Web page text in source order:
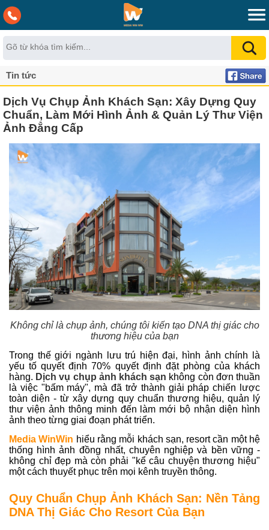
Tin tức
Dịch Vụ Chụp Ảnh Khách Sạn: Xây Dựng Quy
Chuẩn, Làm Mới Hình Ảnh & Quản Lý Thư Viện
Ảnh Đẳng Cấp
Không chỉ là chụp ảnh, chúng tôi kiến tạo DNA thị giác cho
thương hiệu của bạn
Trong thế giới ngành lưu trú hiện đại, hình ảnh chính là
yếu tố quyết định 70% quyết định đặt phòng của khách
hàng. Dịch vụ chụp ảnh khách sạn không còn đơn thuần
là việc "bấm máy", mà đã trở thành giải pháp chiến lược
toàn diện - từ xây dựng quy chuẩn thương hiệu, quản lý
thư viện ảnh thông minh đến làm mới bộ nhận diện hình
ảnh theo từng giai đoạn phát triển.
Media WinWin hiểu rằng mỗi khách sạn, resort cần một hệ
thống hình ảnh đồng nhất, chuyên nghiệp và bền vững -
không chỉ đẹp mà còn phải "kể câu chuyện thương hiệu"
một cách thuyết phục trên mọi kênh truyền thông.
Quy Chuẩn Chụp Ảnh Khách Sạn: Nền Tảng
DNA Thị Giác Cho Resort Của Bạn